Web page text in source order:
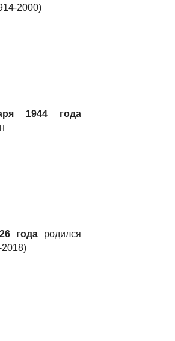
2000)
1944 года
года родился
2018)